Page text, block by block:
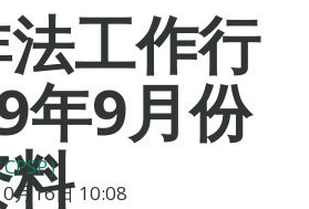
工作行
年9月份
）
月16日 10:08